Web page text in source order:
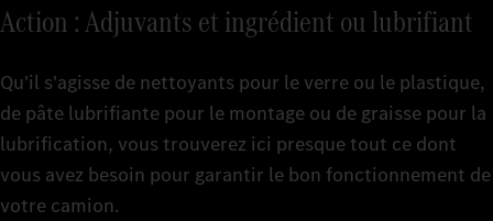
Action : Adjuvants et ingrédient ou lubrifiant
Qu'il s'agisse de nettoyants pour le verre ou le plastique,
de pâte lubrifiante pour le montage ou de graisse pour la
lubrification, vous trouverez ici presque tout ce dont
vous avez besoin pour garantir le bon fonctionnement de
votre camion.